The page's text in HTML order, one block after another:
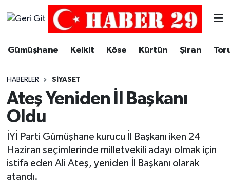
Gümüşhane Kelkit Köse Kürtün Şiran
HABERLER SIYASET
Ateş Yeniden İl Başkanı
Oldu
İYİ Parti Gümüşhane kurucu İl Başkanı iken 24
Haziran seçimlerinde milletvekili adayı olmak için
istifa eden Ali Ateş, yeniden İl Başkanı olarak
atandı.
Merkez Trafik Yoğunluk Haritası
Süper Lig Puan Durumu ve Fikstür
Tüm Manşetler
Son Dakika Haberleri